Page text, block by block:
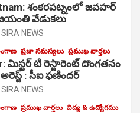
శంకరపట్నంలో జవహర్
వేడుకలు
SIRA NEWS
ప్రజా సమస్యలు ప్రముఖ వార్తలు
మిస్టర్ టి రెస్టారెంట్ దొంగతనం
: సీఐ ఫణిందర్
SIRA NEWS
ప్రముఖ వార్తలు విద్య & ఉద్యోగము